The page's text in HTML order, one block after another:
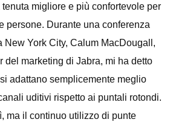
migliore e più confortevole per
persone. Durante una conferenza
New York City, Calum MacDougall,
del marketing di Jabra, mi ha detto
adattano semplicemente meglio
uditivi rispetto ai puntali rotondi.
ma il continuo utilizzo di punte